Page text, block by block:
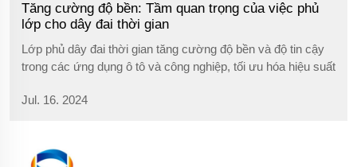
Tăng cường độ bền: Tầm quan trọng của việc phủ
lớp cho dây đai thời gian
Lớp phủ dây đai thời gian tăng cường độ bền và độ tin cậy
trong các ứng dụng ô tô và công nghiệp, tối ưu hóa hiệu suất
Jul. 16. 2024